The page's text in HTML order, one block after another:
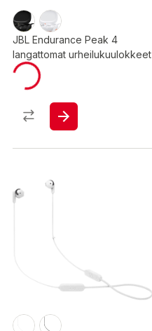
JBL Endurance Peak 4
langattomat urheilukuulokkeet